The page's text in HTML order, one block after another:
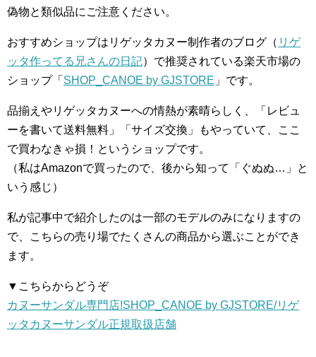
偽物と類似品にご注意ください。
おすすめショップはリゲッタカヌー制作者のブログ（ リゲ
ッタ作ってる兄さんの日記）で推奨されている楽天市場の
ショップ「 SHOP_CANOE by GJSTORE 」です。
品揃えやリゲッタカヌーへの情熱が素晴らしく、「レビュ
ーを書いて送料無料」「サイズ交換」もやっていて、ここ
で買わなきゃ損！というショップです。
（私はAmazonで買ったので、後から知って「ぐぬぬ…」と
いう感じ）
私が記事中で紹介したのは一部のモデルのみになりますの
で、こちらの売り場でたくさんの商品から選ぶことができ
ます。
▼こちらからどうぞ
カヌーサンダル専門店!SHOP_CANOE by GJSTORE/リゲ
ッタカヌーサンダル正規取扱店舗